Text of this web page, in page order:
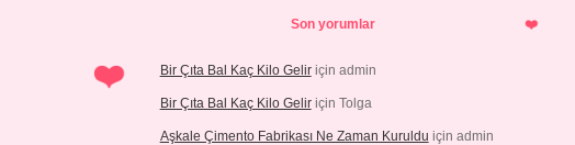
Son yorumlar
Bir Çıta Bal Kaç Kilo Geliriçin admin
Bir Çıta Bal Kaç Kilo Geliriçin Tolga
Aşkale Çimento Fabrikası Ne Zaman Kuruldu için admin